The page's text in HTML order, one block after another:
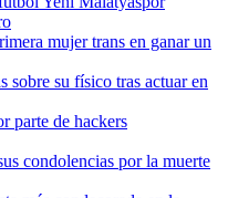
mujer trans en ganar un
sobre su físico tras actuar en
parte de hackers
condolencias por la muerte